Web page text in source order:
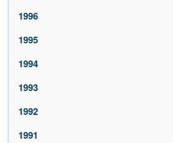
1996
1995
1994
1993
1992
1991